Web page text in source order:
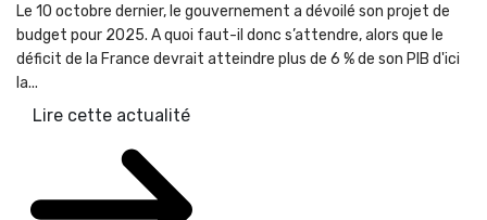
Le 10 octobre dernier, le gouvernement a dévoilé son projet de
budget pour 2025. A quoi faut-il donc s’attendre, alors que le
déficit de la France devrait atteindre plus de 6 % de son PIB d'ici
la...
Lire cette actualité